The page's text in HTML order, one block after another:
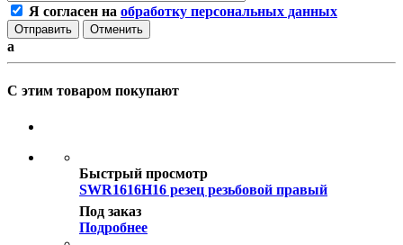
Я согласен на обработку персональных данных
Отменить
a
С этим товаром покупают
Быстрый просмотр
SWR1616H16 резец резьбовой правый
Под заказ
Подробнее